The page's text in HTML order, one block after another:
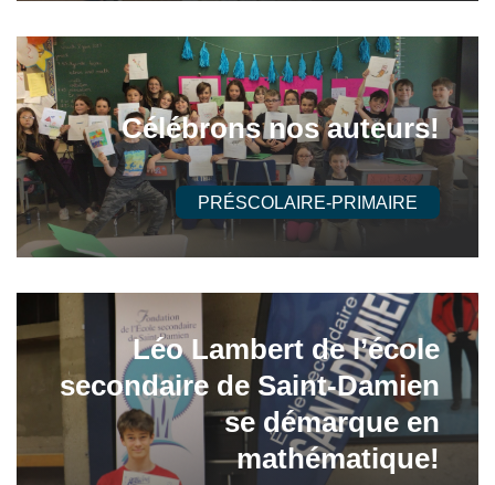
Célébrons nos auteurs!
PRÉSCOLAIRE-PRIMAIRE
Léo Lambert de l’école
secondaire de Saint-Damien
se démarque en
mathématique!